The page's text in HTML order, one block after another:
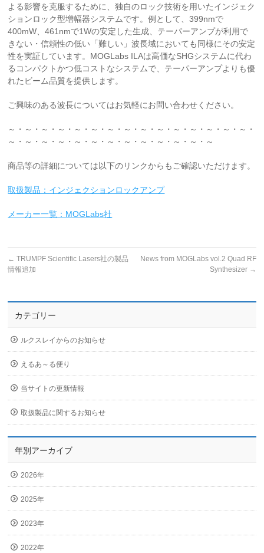
よる影響を克服するために、独自のロック技術を用いたインジェク
ションロック型増幅器システムです。例として、399nmで
400mW、461nmで1Wの安定した生成、テーパーアンプが利用で
きない・信頼性の低い「難しい」波長域においても同様にその安定
性を実証しています。MOGLabs ILAは高価なSHGシステムに代わ
るコンパクトかつ低コストなシステムで、テーパーアンプよりも優
れたビーム品質を提供します。
ご興味のある波長についてはお気軽にお問い合わせください。
～・～・～・～・～・～・～・～・～・～・～・～・～・～・～・
～・～・～・～・～・～・～・～・～・～・～・～・～
商品等の詳細については以下のリンクからもご確認いただけます。
取扱製品：インジェクションロックアンプ
メーカー一覧：MOGLabs社
← TRUMPF Scientific Lasers社の製品
情報追加
News from MOGLabs vol.2 Quad RF
Synthesizer →
カテゴリー
ルクスレイからのお知らせ
えるあ～る便り
当サイトの更新情報
取扱製品に関するお知らせ
年別アーカイブ
2026年
2025年
2023年
2022年